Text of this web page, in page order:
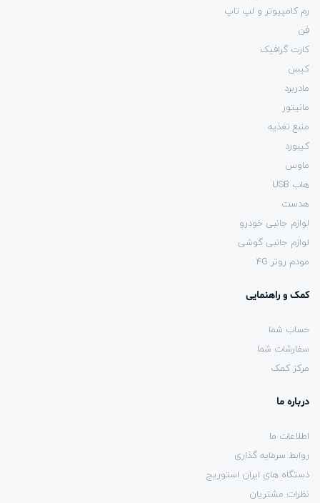
رم کامپیوتر و لپ تاپ
فن
کارت گرافیک
کیس
مادربرد
مانیتور
منبع تغذیه
کیبورد
ماوس
هاب USB
هدست
لوازم جانبی خودرو
لوازم جانبی گوشی
مودم روتر 4G
کمک و راهنمایی
حساب شما
سفارشات شما
مرکز کمک
درباره ما
اطلاعات ما
روابط سرمایه گذاری
دستگاه های ایران استوریج
نظرات مشتریان